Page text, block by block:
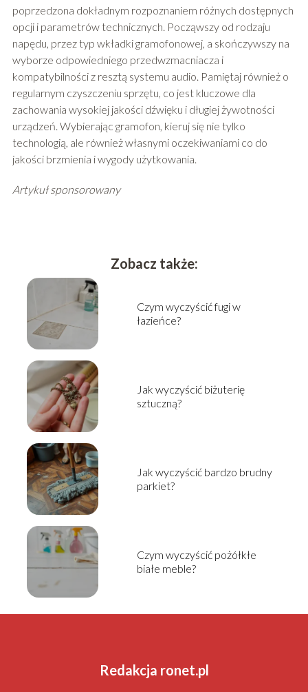
poprzedzona dokładnym rozpoznaniem różnych dostępnych
opcji i parametrów technicznych. Począwszy od rodzaju
napędu, przez typ wkładki gramofonowej, a skończywszy na
wyborze odpowiedniego przedwzmacniacza i
kompatybilności z resztą systemu audio. Pamiętaj również o
regularnym czyszczeniu sprzętu, co jest kluczowe dla
zachowania wysokiej jakości dźwięku i długiej żywotności
urządzeń. Wybierając gramofon, kieruj się nie tylko
technologią, ale również własnymi oczekiwaniami co do
jakości brzmienia i wygody użytkowania.
Artykuł sponsorowany
Zobacz także:
Czym wyczyścić fugi w
łazieńce?
Jak wyczyścić biżuterię
sztuczną?
Jak wyczyścić bardzo brudny
parkiet?
Czym wyczyścić pożółkłe
białe meble?
Redakcja ronet.pl